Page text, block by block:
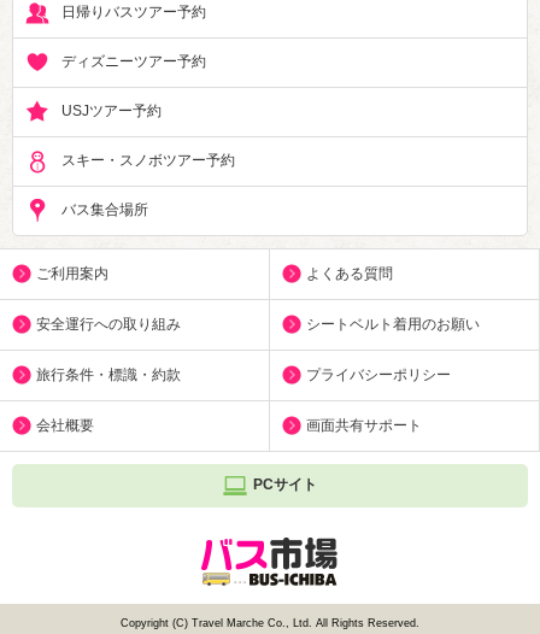
日帰りバスツアー予約
ディズニーツアー予約
USJツアー予約
スキー・スノボツアー予約
バス集合場所
ご利用案内 よくある質問
安全運行への取り組み シートベルト着用のお願い
旅行条件・標識・約款 プライバシーポリシー
会社概要 画面共有サポート
PCサイト
Copyright (C) Travel Marche Co., Ltd. All Rights Reserved.